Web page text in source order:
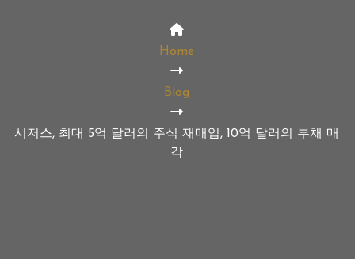
Home
Blog
시저스, 최대 5억 달러의 주식 재매입, 10억 달러의 부채 매
각